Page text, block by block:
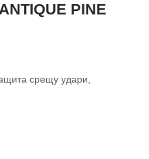
PINE
срещу удари,